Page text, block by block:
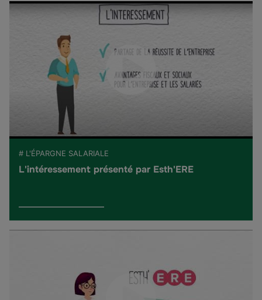
# L'ÉPARGNE SALARIALE
L'intéressement présenté par Esth'ERE